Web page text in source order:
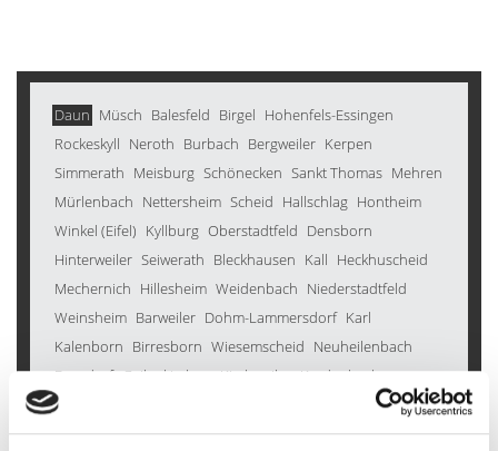
Daun Müsch Balesfeld Birgel Hohenfels-Essingen
Rockeskyll Neroth Burbach Bergweiler Kerpen
Simmerath Meisburg Schönecken Sankt Thomas Mehren
Mürlenbach Nettersheim Scheid Hallschlag Hontheim
Winkel (Eifel) Kyllburg Oberstadtfeld Densborn
Hinterweiler Seiwerath Bleckhausen Kall Heckhuscheid
Mechernich Hillesheim Weidenbach Niederstadtfeld
Weinsheim Barweiler Dohm-Lammersdorf Karl
Kalenborn Birresborn Wiesemscheid Neuheilenbach
Feusdorf Geilenkirchen Kirchweiler Kradenbach
Heimbach
Gondenbrett Alsdorf Reuth Üdersdorf Kerschenbach